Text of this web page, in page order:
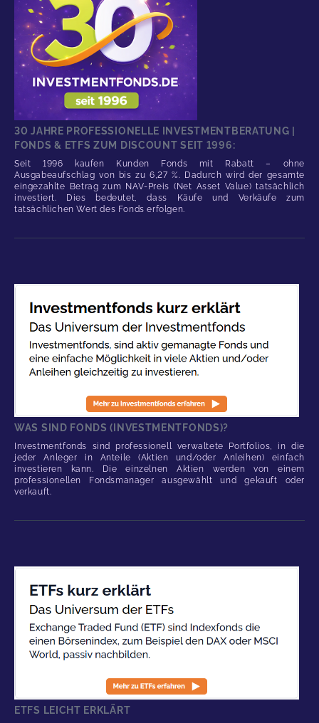
30 JAHRE PROFESSIONELLE INVESTMENTBERATUNG |
FONDS & ETFS ZUM DISCOUNT SEIT 1996:
Seit 1996 kaufen Kunden Fonds mit Rabatt – ohne
Ausgabeaufschlag von bis zu 6,27 %. Dadurch wird der gesamte
eingezahlte Betrag zum NAV-Preis (Net Asset Value) tatsächlich
investiert. Dies bedeutet, dass Käufe und Verkäufe zum
tatsächlichen Wert des Fonds erfolgen.
WAS SIND FONDS (INVESTMENTFONDS)?
Investmentfonds sind professionell verwaltete Portfolios, in die
jeder Anleger in Anteile (Aktien und/oder Anleihen) einfach
investieren kann. Die einzelnen Aktien werden von einem
professionellen Fondsmanager ausgewählt und gekauft oder
verkauft.
ETFS LEICHT ERKLÄRT